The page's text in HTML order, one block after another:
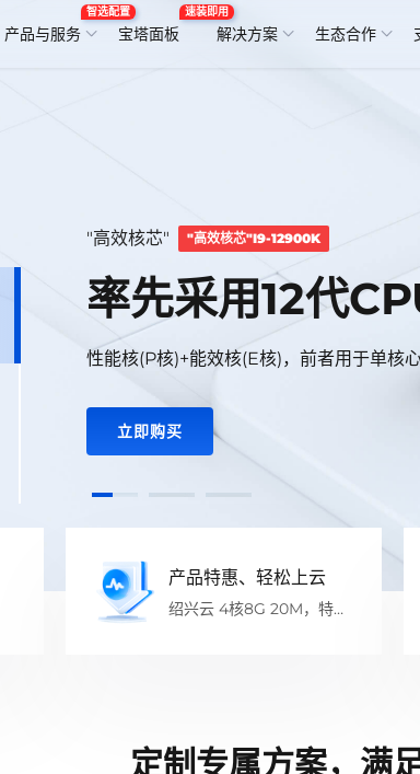
产品与服务
智选配置
宝塔面板
速装即用
解决方案 生态合作
"高效核芯" "高效核芯"I9-12900K
率先采用12代
性能核(P核)+能效核(E核)，前者用于单核
立即购买
产品特惠、轻松上云
绍兴云 4核8G 20M，特惠
定制专属方案，满